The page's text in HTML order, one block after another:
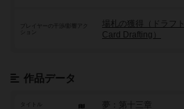
プレイヤーの干渉/影響アク
場札の獲得（ドラフ
Card Drafting）
作品データ
タイトル 夢：第十三章